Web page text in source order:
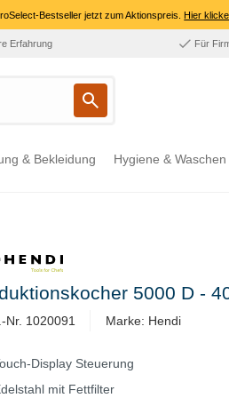
Bestseller jetzt zum Aktionspreis.Hier
Erfahrung Für
& Bekleidung Hygiene & Waschen
5000 D -
Nr. 1020091 Marke: Hendi
Display Steuerung
mit Fettfilter